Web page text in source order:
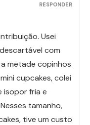
Usei
com
metade copinhos
cupcakes, colei
isopor fria e
tamanho,
tive um custo
RESPONDER